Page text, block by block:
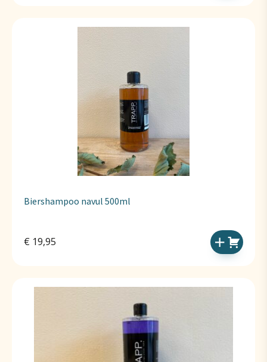
Biershampoo navul 500ml
€ 19,95